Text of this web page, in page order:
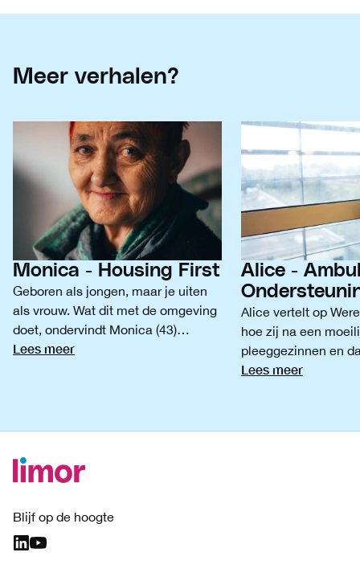
Meer verhalen?
Monica - Housing First
Geboren als jongen, maar je uiten
als vrouw. Wat dit met de omgeving
doet, ondervindt Monica (43)
dagelijks.
Lees meer
Alice -
Alice vertelt op
hoe zij na een
pleeggezinnen en
vecht voor een
Lees meer
Blijf op de hoogte